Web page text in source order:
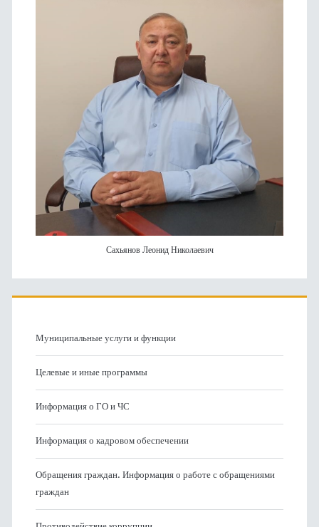
Сахьянов Леонид Николаевич
Муниципальные услуги и функции
Целевые и иные программы
Информация о ГО и ЧС
Информация о кадровом обеспечении
Обращения граждан. Информация о работе с обращениями
граждан